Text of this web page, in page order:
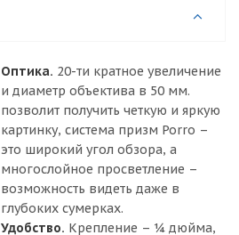
Оптика. 20-ти кратное увеличение
и диаметр объектива в 50 мм.
позволит получить четкую и яркую
картинку, система призм Porro –
это широкий угол обзора, а
многослойное просветление –
возможность видеть даже в
глубоких сумерках.
Удобство. Крепление – ¼ дюйма,